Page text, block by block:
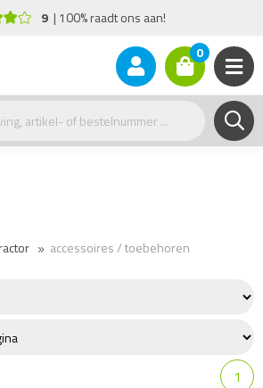
9
100% raadt ons aan!
0
accessoires / toebehoren
1